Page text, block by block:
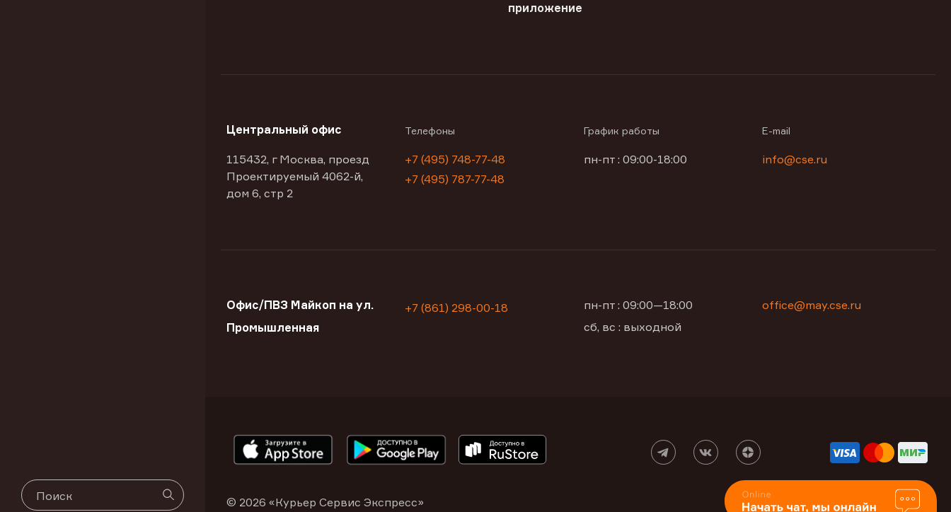
приложение
Центральный офис
115432, г Москва, проезд
Проектируемый 4062-й,
дом 6, стр 2
Телефоны
+7 (495) 748-77-48
+7 (495) 787-77-48
График работы
пн-пт : 09:00-18:00
E-mail
info@cse.ru
Офис/ПВЗ Майкоп на ул.
Промышленная
+7 (861) 298-00-18
пн-пт : 09:00—18:00
сб, вс : выходной
office@may.cse.ru
© 2026 «Курьер Сервис Экспресс»